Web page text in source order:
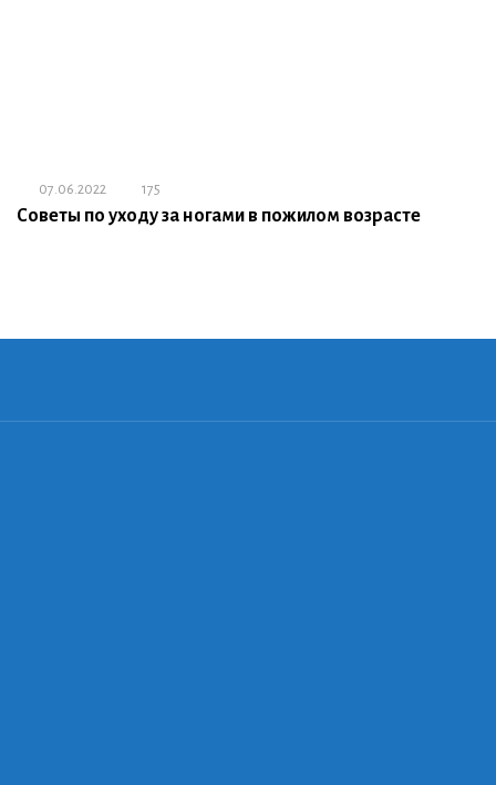
07.06.2022 175
Советы по уходу за ногами в пожилом возрасте